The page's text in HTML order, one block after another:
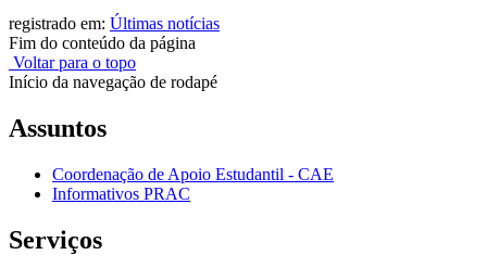
registrado em: Últimas notícias
Fim do conteúdo da página
Voltar para o topo
Início da navegação de rodapé
Assuntos
Coordenação de Apoio Estudantil - CAE
Informativos PRAC
Serviços